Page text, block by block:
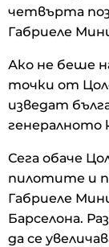
четвърта
Габриеле
Ако не беше
точки от
изведат
генералното
Сега обаче
пилотите и
Габриеле
Барселона.
да се